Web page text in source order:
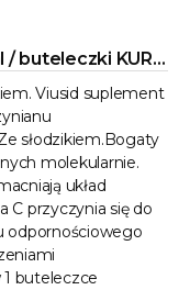
Viusid suplement diety 15 x 30ml / buteleczki KURACJA 15 DNI !
Viusid suplement
słodzikiem.Bogaty
molekularnie.
układ
C przyczynia się do
odpornościowego
1 buteleczce